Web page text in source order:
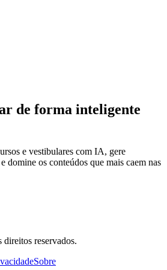
de forma inteligente
e vestibulares com IA, gere
domine os conteúdos que mais caem nas
direitos reservados.
Sobre